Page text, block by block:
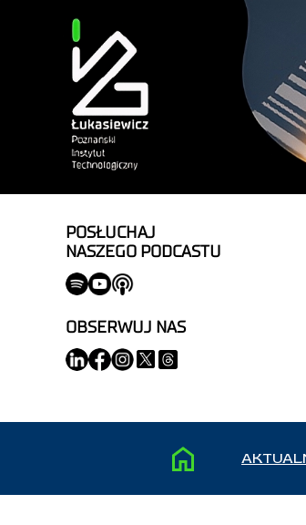
POSŁUCHAJ
NASZEGO PODCASTU
OBSERWUJ NAS